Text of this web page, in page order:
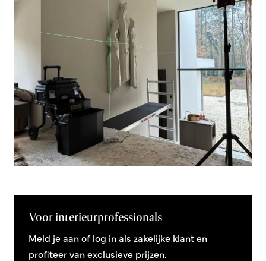
Voor interieurprofessionals
Meld je aan of log in als zakelijke klant en
profiteer van exclusieve prijzen.